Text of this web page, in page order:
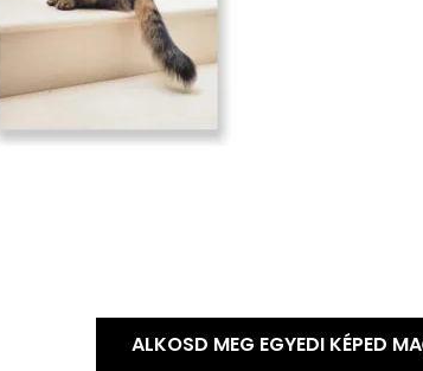
ALKOSD MEG EGYEDI KÉPED MA